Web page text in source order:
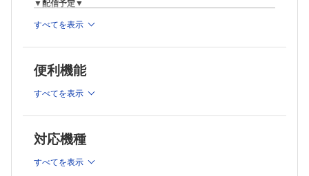
▼配信予定▼
・治療 CHIRYO 2023年1月 Vol.105 No.1 困ったときの2の手，3
予定)
・治療 CHIRYO 2023年3月 Vol.105 No.3 ポストコロナの感染症
(3/1配信予定)
熱・皮膚疾患(4/1配信予定)
・治療 CHIRYO 2023年5月 Vol.105 No.5 運動療法・食事療法の
エッセンス(5/1配信予定)
・治療 CHIRYO 2023年6月 Vol.105 No.6 患者の不安をやわらげ
るクリニカルスキル(6/1配信予定)
すべてを表示
便利機能
すべてを表示
対応機種
すべてを表示